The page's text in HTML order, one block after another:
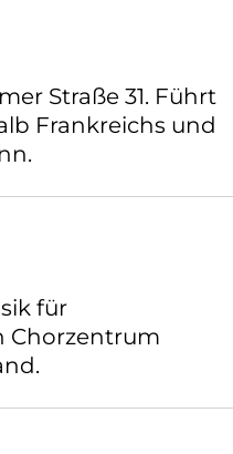
Straße 31. Führt
Frankreichs und
für
Chorzentrum